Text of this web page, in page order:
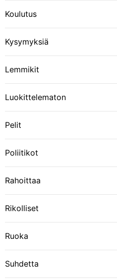
Koulutus
Kysymyksiä
Lemmikit
Luokittelematon
Pelit
Poliitikot
Rahoittaa
Rikolliset
Ruoka
Suhdetta